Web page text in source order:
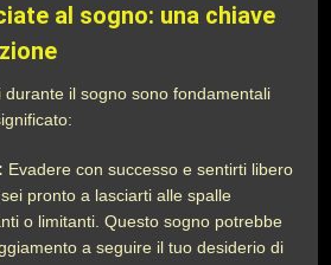
al sogno: una chiave
durante il sogno sono fondamentali
Evadere con successo e sentirti libero
pronto a lasciarti alle spalle
o limitanti. Questo sogno potrebbe
a seguire il tuo desiderio di